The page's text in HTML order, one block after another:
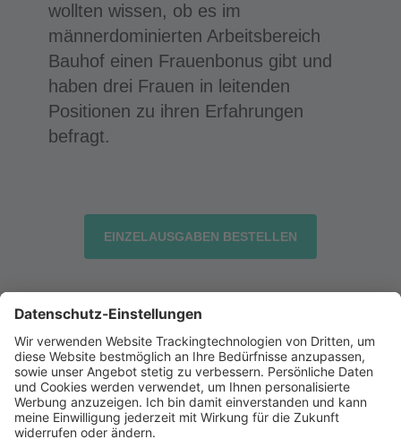
wollten wissen, ob es im
männerdominierten Arbeitsbereich
Bauhof einen Frauenbonus gibt und
haben drei Frauen in leitenden
Positionen zu ihren Erfahrungen
befragt.
EINZELAUSGABEN BESTELLEN